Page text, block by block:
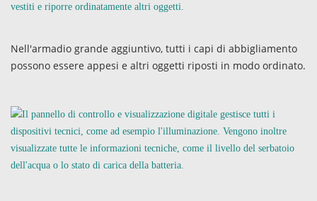
Nell'armadio grande aggiuntivo, tutti i capi di abbigliamento
possono essere appesi e altri oggetti riposti in modo ordinato.